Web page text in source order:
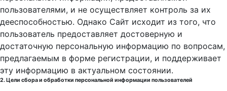
пользователями, и не осуществляет контроль за их
дееспособностью. Однако Сайт исходит из того, что
пользователь предоставляет достоверную и
достаточную персональную информацию по вопросам,
предлагаемым в форме регистрации, и поддерживает
эту информацию в актуальном состоянии.
2. Цели сбора и обработки персональной информации пользователей